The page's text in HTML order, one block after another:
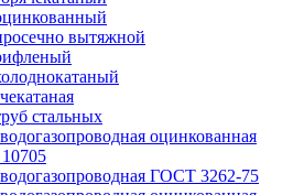
вытяжной
стальных
оцинкованная
ГОСТ 3262-75